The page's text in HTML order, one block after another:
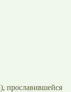
прославившейся